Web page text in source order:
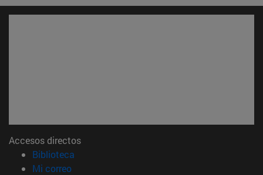
Accesos directos
Biblioteca
Mi correo(abre en nueva ventana)